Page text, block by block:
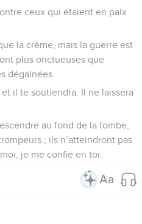
ceux qui étaient en paix
la crème, mais la guerre est
plus onctueuses que
dégainées.
il te soutiendra. Il ne laissera
au fond de la tombe,
; ils n’atteindront pas
je me confie en toi.